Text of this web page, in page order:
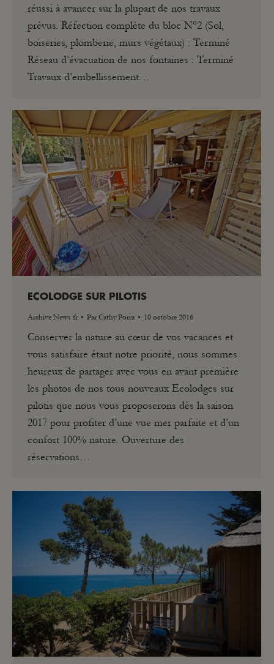
réussi à avancer sur la plupart de nos travaux
prévus. Réfection complète du bloc N°2 (Sol,
boiseries, plomberie, murs végétaux) : Terminé
Réseau d’évacuation de nos fontaines : Terminé
Travaux d’embellissement…
ECOLODGE SUR PILOTIS
Archive News fr Par Cathy Porra 10 octobre 2016
Conserver la nature au cœur de vos vacances et
vous satisfaire étant notre priorité, nous sommes
heureux de partager avec vous en avant première
les photos de nos tous nouveaux Ecolodges sur
pilotis que nous vous proposerons dès la saison
2017 pour profiter d’une vue mer parfaite et d’un
confort 100% nature. Ouverture des
réservations…